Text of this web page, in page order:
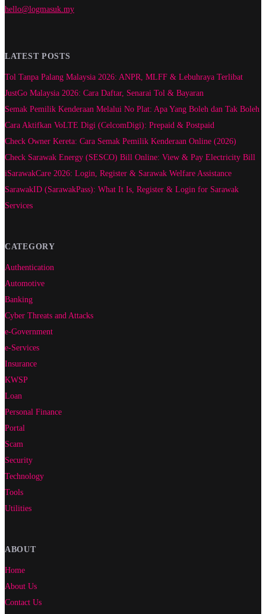
hello@logmasuk.my
LATEST POSTS
Tol Tanpa Palang Malaysia 2026: ANPR, MLFF & Lebuhraya Terlibat
JustGo Malaysia 2026: Cara Daftar, Senarai Tol & Bayaran
Semak Pemilik Kenderaan Melalui No Plat: Apa Yang Boleh dan Tak Boleh
Cara Aktifkan VoLTE Digi (CelcomDigi): Prepaid & Postpaid
Check Owner Kereta: Cara Semak Pemilik Kenderaan Online (2026)
Check Sarawak Energy (SESCO) Bill Online: View & Pay Electricity Bill
iSarawakCare 2026: Login, Register & Sarawak Welfare Assistance
SarawakID (SarawakPass): What It Is, Register & Login for Sarawak
Services
CATEGORY
Authentication
Automotive
Banking
Cyber Threats and Attacks
e-Government
e-Services
Insurance
KWSP
Loan
Personal Finance
Portal
Scam
Security
Technology
Tools
Utilities
ABOUT
Home
About Us
Contact Us